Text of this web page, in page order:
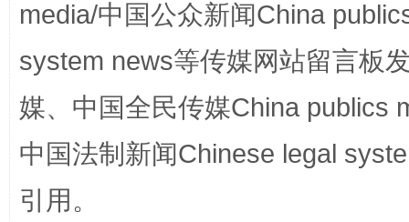
media/中国公众新闻China
system news等传媒网站留言板
媒、中国全民传媒China publics
中国法制新闻Chinese legal
引用。